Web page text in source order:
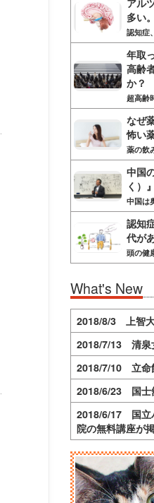
アル
多い
認知症
年取
高齢
か？
超高齢
なぜ
怖い
薬の飲
中国
く）
中国は
認知
代が
頭の健
What's New
2018/8/3 上智大
2018/7/13 清泉
2018/7/10 立命
2018/6/23 国士
2018/6/17 国立
院の無料講座が